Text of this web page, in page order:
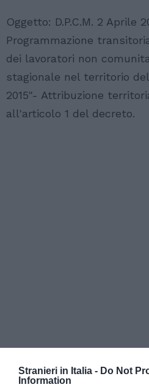
Stranieri in Italia - Do Not
Information
Oggetto: D.P.C.M. 2 Aprile
Programmazione
dei lavoratori non
stagionale nel territorio
2015"- Attribuzione
all'articolo 1 del decreto.